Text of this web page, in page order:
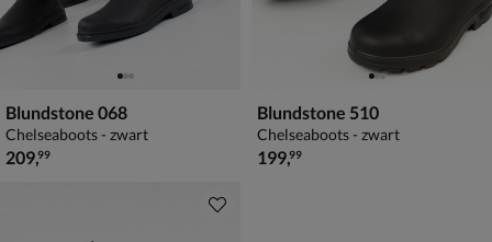
Blundstone 068
Chelseaboots - zwart
€ 209,99
209,99
Blundstone 510
Chelseaboots - zwart
€ 199,99
199,99